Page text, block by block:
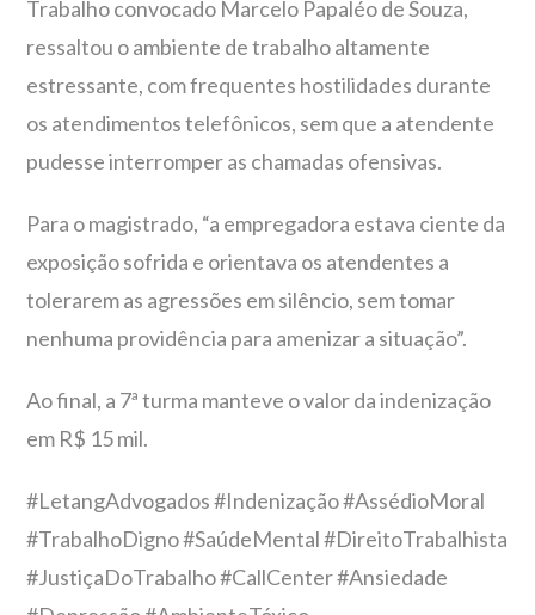
Trabalho convocado Marcelo Papaléo de Souza,
ressaltou o ambiente de trabalho altamente
estressante, com frequentes hostilidades durante
os atendimentos telefônicos, sem que a atendente
pudesse interromper as chamadas ofensivas.
Para o magistrado, “a empregadora estava ciente da
exposição sofrida e orientava os atendentes a
tolerarem as agressões em silêncio, sem tomar
nenhuma providência para amenizar a situação”.
Ao final, a 7ª turma manteve o valor da indenização
em R$ 15 mil.
#LetangAdvogados #Indenização #AssédioMoral
#TrabalhoDigno #SaúdeMental #DireitoTrabalhista
#JustiçaDoTrabalho #CallCenter #Ansiedade